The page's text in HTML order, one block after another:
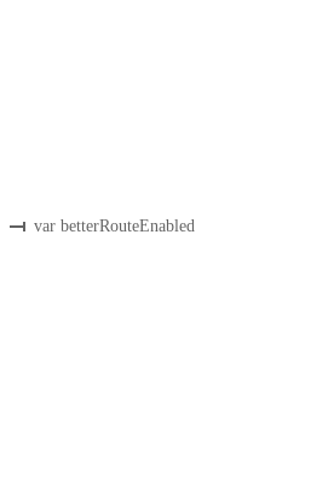
var betterRouteEnabled